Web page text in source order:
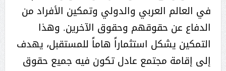
في العالم العربي والدولي وتمكين الأفراد من
الدفاع عن حقوقهم وحقوق الآخرين. وهذا
التمكين يشكل استثماراً هاماً للمستقبل، يهدف
إلى إقامة مجتمع عادل تكون فيه جميع حقوق